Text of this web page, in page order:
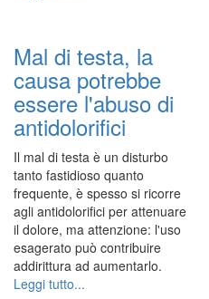
Mal di testa, la
causa potrebbe
essere l'abuso di
antidolorifici
Il mal di testa è un disturbo
tanto fastidioso quanto
frequente, è spesso si ricorre
agli antidolorifici per attenuare
il dolore, ma attenzione: l'uso
esagerato può contribuire
addirittura ad aumentarlo.
Leggi tutto...